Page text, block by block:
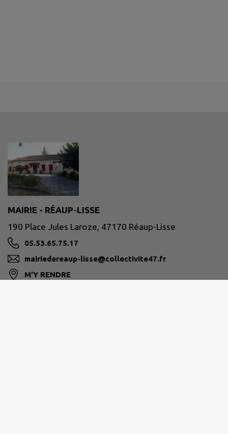
MAIRIE - RÉAUP-LISSE
190 Place Jules Laroze, 47170 Réaup-Lisse
05.53.65.75.17
mairiedereaup-lisse@collectivite47.fr
M'Y RENDRE